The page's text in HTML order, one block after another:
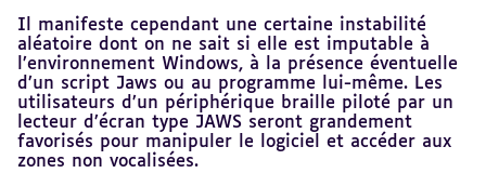
Il manifeste cependant une certaine instabilité
aléatoire dont on ne sait si elle est imputable à
l’environnement Windows, à la présence éventuelle
d’un script Jaws ou au programme lui-même. Les
utilisateurs d’un périphérique braille piloté par un
lecteur d’écran type JAWS seront grandement
favorisés pour manipuler le logiciel et accéder aux
zones non vocalisées.